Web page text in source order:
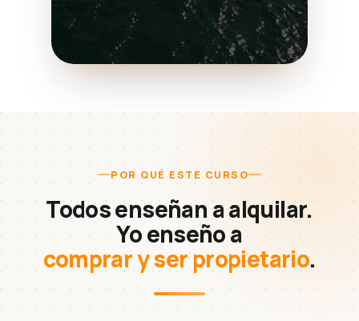
POR QUÉ ESTE CURSO
Todos enseñan a alquilar.
Yo enseño a
comprar y ser propietario.